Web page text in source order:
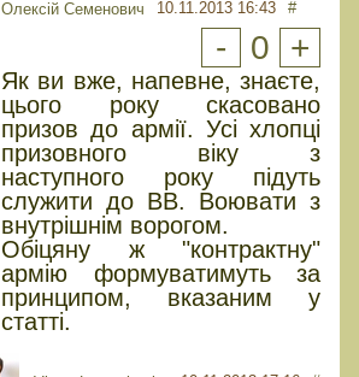
Олексій Семенович 10.11.2013 16:43 #
- 0 +
Як ви вже, напевне, знаєте,
цього року скасовано
призов до армії. Усі хлопці
призовного віку з
наступного року підуть
служити до ВВ. Воювати з
внутрішнім ворогом.
Обіцяну ж "контрактну"
армію формуватимуть за
принципом, вказаним у
статті.